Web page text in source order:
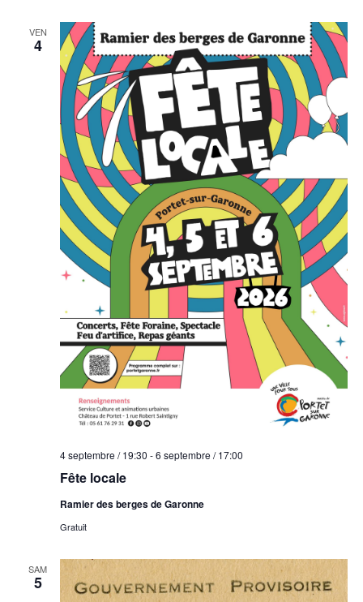
VEN
4
Fête locale
4 septembre / 19:30 -6 septembre / 17:00
Ramier des berges de Garonne
Gratuit
SAM
5